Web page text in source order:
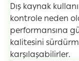
Dış kaynak
kontrole neden
performansına
kalitesini
karşılaşabilirler.